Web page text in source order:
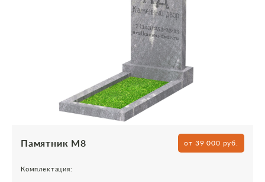
Памятник М8 от 39 000 руб.
Комплектация: